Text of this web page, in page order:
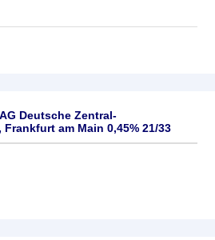
Deutsche Zentral-
am Main 0,45% 21/33